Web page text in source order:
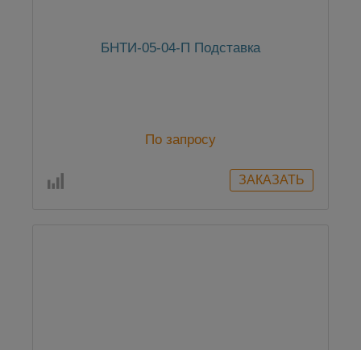
БНТИ-05-04-П Подставка
По запросу